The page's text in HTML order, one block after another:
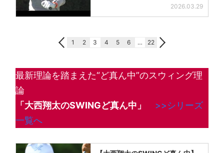
2026.03.29
1 2 3 4 5 6 … 22
最新理論を踏まえた“ど真ん中”のスウィング理
論
「大西翔太のSWINGど真ん中」
>>シリーズ
一覧へ